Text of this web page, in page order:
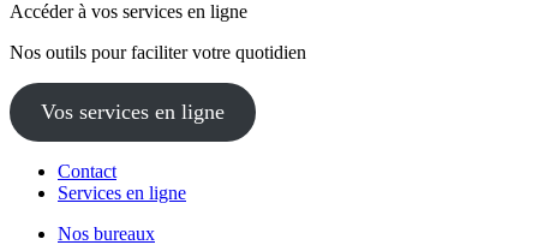
Accéder à vos services en ligne
Nos outils pour faciliter votre quotidien
Vos services en ligne
Contact
Services en ligne
Nos bureaux